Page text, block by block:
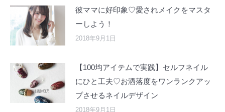
彼ママに好印象♡愛されメイクをマスタ
ーしよう！
2018年9月1日
【100均アイテムで実践】セルフネイル
にひと工夫♡お洒落度をワンランクアッ
プさせるネイルデザイン
2018年9月1日